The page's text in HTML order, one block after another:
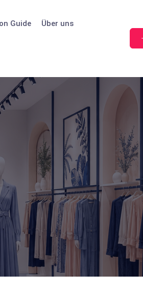
Guide Über uns